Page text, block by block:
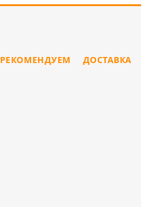
ДОСТАВКА
РЕКОМЕНДУЕМ